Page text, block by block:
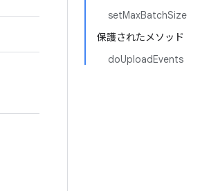
setMaxBatchSize
保護されたメソッド
doUploadEvents